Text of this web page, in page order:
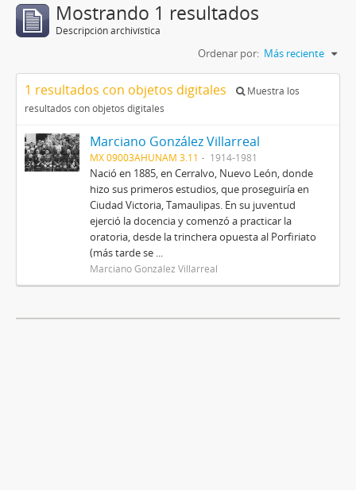
Mostrando 1 resultados
Descripción archivística
Ordenar por: Más reciente
1 resultados con objetos digitales
Muestra los
resultados con objetos digitales
Marciano González Villarreal
MX 09003AHUNAM 3.11 1914-1981
Nació en 1885, en Cerralvo, Nuevo León, donde
hizo sus primeros estudios, que proseguiría en
Ciudad Victoria, Tamaulipas. En su juventud
ejerció la docencia y comenzó a practicar la
oratoria, desde la trinchera opuesta al Porfiriato
(más tarde se ...
Marciano González Villarreal